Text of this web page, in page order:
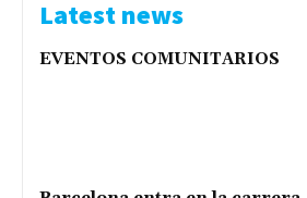
Latest news
EVENTOS COMUNITARIOS